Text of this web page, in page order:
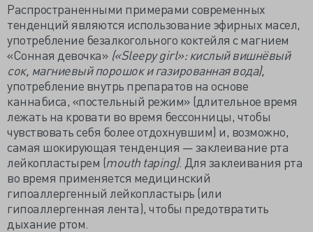
Распространенными примерами современных
тенденций являются использование эфирных масел,
употребление безалкогольного коктейля с магнием
«Сонная девочка» («Sleepy girl»: кислый вишнёвый
сок, магниевый порошок и газированная вода),
употребление внутрь препаратов на основе
каннабиса, «постельный режим» (длительное время
лежать на кровати во время бессонницы, чтобы
чувствовать себя более отдохнувшим) и, возможно,
самая шокирующая тенденция — заклеивание рта
лейкопластырем (mouth taping). Для заклеивания рта
во время применяется медицинский
гипоаллергенный лейкопластырь (или
гипоаллергенная лента), чтобы предотвратить
дыхание ртом.